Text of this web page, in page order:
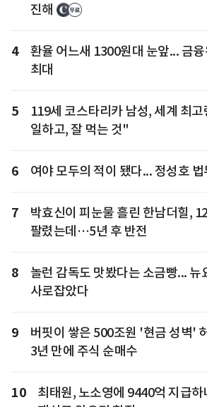
진해
4
환율 어느새 1300원대 눈앞... 금
최대
5
119세 코스타리카 남성, 세계 최
일하고, 잘 먹는 것"
6 여야 모두의 적이 됐다... 정성호
7
박효신이 피눈물 흘린 한남더힐,
팔렸는데…5년 후 반전
8
놀런 감독도 맛봤다는 소금빵... 뉴
사로잡았다
9
버핏이 쌓은 500조원 '현금 성벽'
3년 만에 주식 순매수
10
최태원, 노소영에 9440억 지급하